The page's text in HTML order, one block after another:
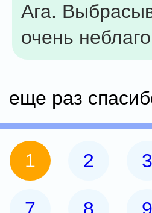
Ага.
очень
еще раз
1 2 3